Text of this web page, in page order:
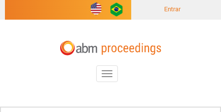
Entrar
Toggle
navigation